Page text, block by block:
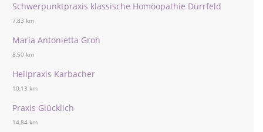
Schwerpunktpraxis klassische Homöopathie Dürrfeld
7,83 km
Maria Antonietta Groh
8,50 km
Heilpraxis Karbacher
10,13 km
Praxis Glücklich
14,84 km